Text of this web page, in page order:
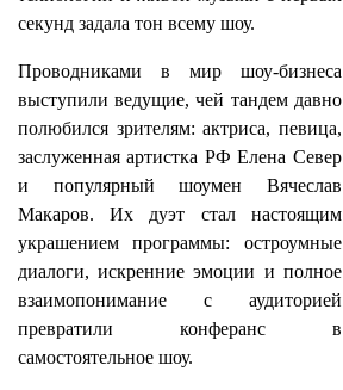
секунд задала тон всему шоу.
Проводниками в мир шоу-бизнеса
выступили ведущие, чей тандем давно
полюбился зрителям: актриса, певица,
заслуженная артистка РФ Елена Север
и популярный шоумен Вячеслав
Макаров. Их дуэт стал настоящим
украшением программы: остроумные
диалоги, искренние эмоции и полное
взаимопонимание с аудиторией
превратили конферанс в
самостоятельное шоу.